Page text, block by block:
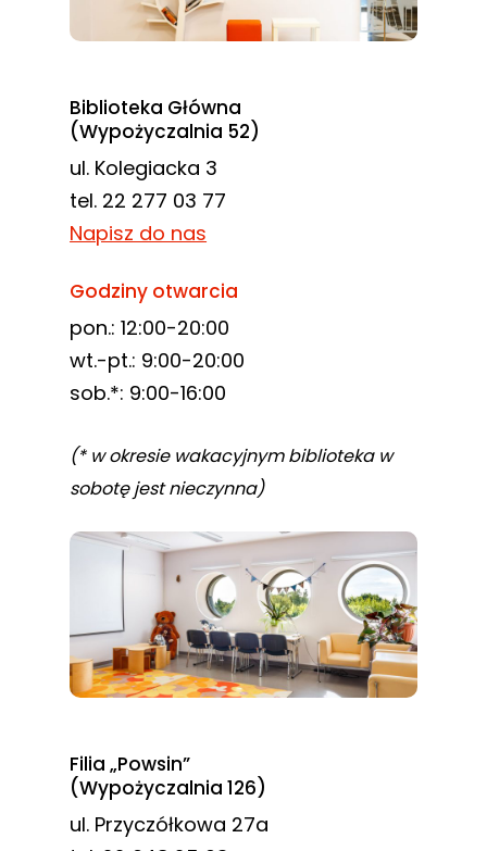
Biblioteka Główna
(Wypożyczalnia 52)
ul. Kolegiacka 3
tel. 22 277 03 77
Napisz do nas
Godziny otwarcia
pon.: 12:00-20:00
wt.-pt.: 9:00-20:00
sob.*: 9:00-16:00
(* w okresie wakacyjnym biblioteka w
sobotę jest nieczynna)
Filia „Powsin”
(Wypożyczalnia 126)
ul. Przyczółkowa 27a